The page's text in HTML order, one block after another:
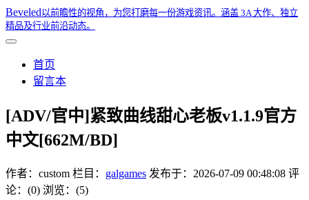
Beveled以前瞻性的视角，为您打磨每一份游戏资讯。涵盖 3A 大作、独立
精品及行业前沿动态。
首页
留言本
[ADV/官中]紧致曲线甜心老板v1.1.9官方
中文[662M/BD]
作者： custom 栏目： galgames 发布于： 2026-07-09 00:48:08 评
论：(0) 浏览：(5)